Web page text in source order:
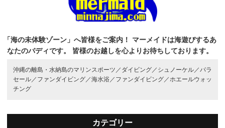
「海の未体験ゾーン」へ皆様をご案内！
マーメイドは海遊びするあ
なたのバディです。
皆様のお越しを心よりお待ちしております。
沖縄の離島・水納島のマリンスポーツ／ ダイビング／ シュノーケル／パラ
セール／ ファンダイビング／海水浴／ ファンダイビング／ホエールウォッ
チング
カテゴリー